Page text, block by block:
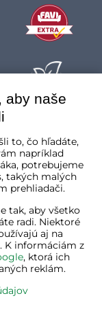
aby naše
to, čo hľadáte,
napríklad
potrebujeme
takých malých
prehliadači.
tak, aby všetko
radi. Niektoré
aj na
K informáciám z
, ktorá ich
reklám.